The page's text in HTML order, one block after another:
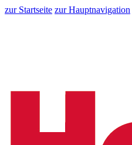
zur Startseite zur Hauptnavigation